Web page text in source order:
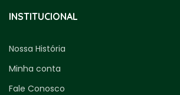
INSTITUCIONAL
Nossa História
Minha conta
Fale Conosco